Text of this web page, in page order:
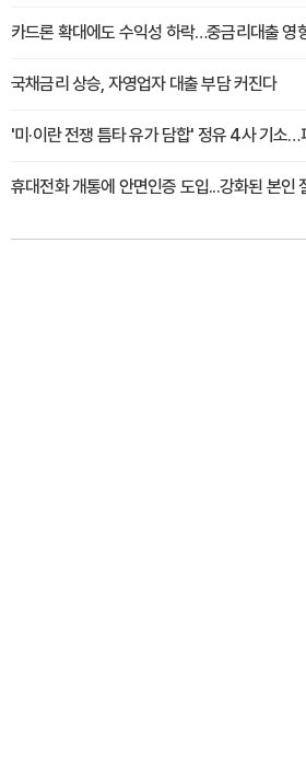
카드론 확대에도 수익성 하락…중금리대출 영
국채금리 상승, 자영업자 대출 부담 커진다
'미·이란 전쟁 틈타 유가 담합' 정유 4사 기소
휴대전화 개통에 안면인증 도입...강화된 본인